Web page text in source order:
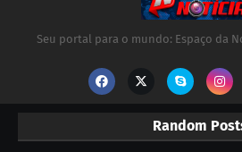
Seu portal para o mundo: Espaço da
Random